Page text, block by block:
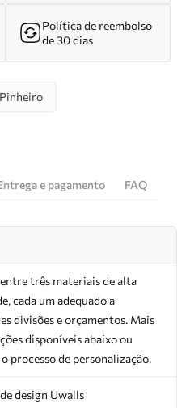
Política de reembolso
de 30 dias
Pinheiro
e pagamento FAQ
três materiais de alta
cada um adequado a
divisões e orçamentos. Mais
disponíveis abaixo ou
processo de personalização.
design Uwalls